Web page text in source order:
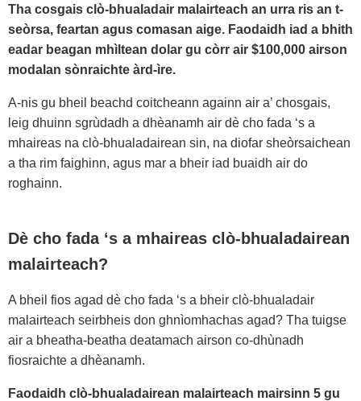
Tha cosgais clò-bhualadair malairteach an urra ris an t-
seòrsa, feartan agus comasan aige. Faodaidh iad a bhith
eadar beagan mhìltean dolar gu còrr air $100,000 airson
modalan sònraichte àrd-ìre.
A-nis gu bheil beachd coitcheann againn air a’ chosgais,
leig dhuinn sgrùdadh a dhèanamh air dè cho fada ‘s a
mhaireas na clò-bhualadairean sin, na diofar sheòrsaichean
a tha rim faighinn, agus mar a bheir iad buaidh air do
roghainn.
Dè cho fada ‘s a mhaireas clò-bhualadairean
malairteach?
A bheil fios agad dè cho fada ‘s a bheir clò-bhualadair
malairteach seirbheis don ghnìomhachas agad? Tha tuigse
air a bheatha-beatha deatamach airson co-dhùnadh
fiosraichte a dhèanamh.
Faodaidh clò-bhualadairean malairteach mairsinn 5 gu